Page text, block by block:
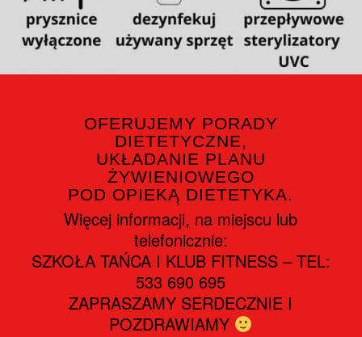
OFERUJEMY PORADY
DIETETYCZNE,
UKŁADANIE PLANU
ŻYWIENIOWEGO
POD OPIEKĄ DIETETYKA.
Więcej informacji, na miejscu lub
telefonicznie:
SZKOŁA TAŃCA I KLUB FITNESS – TEL:
533 690 695
ZAPRASZAMY SERDECZNIE I
POZDRAWIAMY